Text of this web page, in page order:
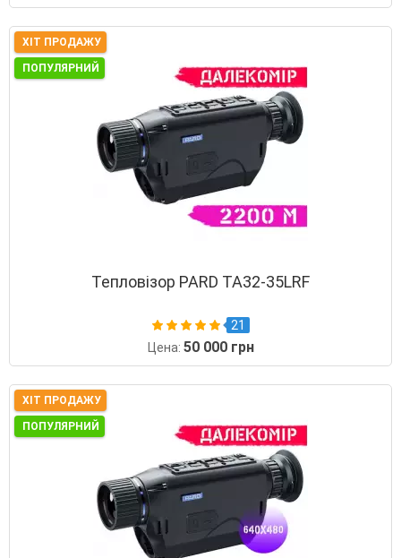
ХІТ ПРОДАЖУ
ПОПУЛЯРНИЙ
Тепловізор PARD TA32-35LRF
21
Цена: 50 000 грн
ХІТ ПРОДАЖУ
ПОПУЛЯРНИЙ